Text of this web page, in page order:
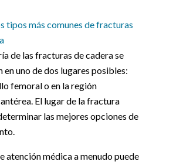
de las fracturas de cadera se
en uno de dos lugares posibles:
femoral o en la región
El lugar de la fractura
las mejores opciones de
atención médica a menudo puede